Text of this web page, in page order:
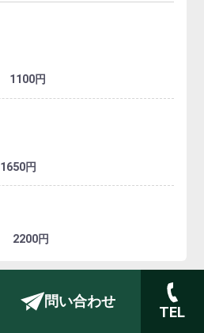
1100円
円
2200円
・交換について
問い合わせ
TEL